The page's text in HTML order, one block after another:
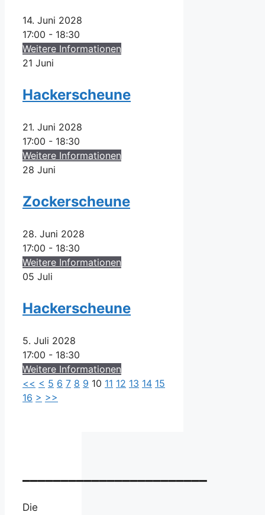
14. Juni 2028
17:00 - 18:30
Weitere Informationen
21 Juni
Hackerscheune
21. Juni 2028
17:00 - 18:30
Weitere Informationen
28 Juni
Zockerscheune
28. Juni 2028
17:00 - 18:30
Weitere Informationen
05 Juli
Hackerscheune
5. Juli 2028
17:00 - 18:30
Weitere Informationen
<< < 5 6 7 8 9 10 11 12 13 14 15
16 > >>
Die